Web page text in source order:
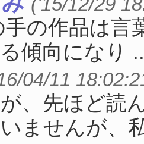
の作品は言
傾向になり
04/11
、先ほど読
ませんが、